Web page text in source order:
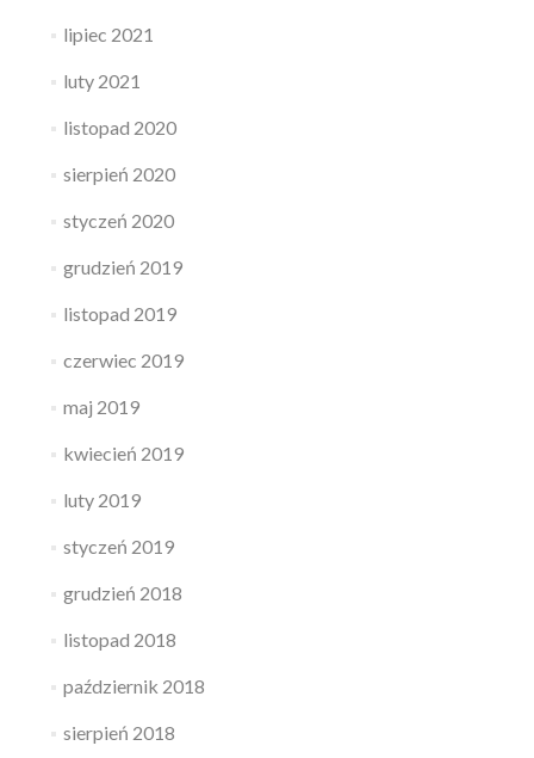
lipiec 2021
luty 2021
listopad 2020
sierpień 2020
styczeń 2020
grudzień 2019
listopad 2019
czerwiec 2019
maj 2019
kwiecień 2019
luty 2019
styczeń 2019
grudzień 2018
listopad 2018
październik 2018
sierpień 2018